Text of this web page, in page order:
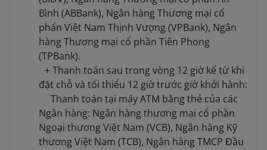
Bình (ABBank), Ngân hàng Thương mại cổ
phẩn Việt Nam Thịnh Vượng (VPBank), Ngân
hàng Thương mại cổ phần Tiên Phong
(TPBank).
+ Thanh toán sau trong vòng 12 giờ kể từ khi
đặt chỗ và tối thiểu 12 giờ trước giờ khởi hành:
Thanh toán tại máy ATM bằng thẻ của các
Ngân hàng: Ngân hàng thương mại cổ phần
Ngoại thương Việt Nam (VCB), Ngân hàng Kỹ
thương Việt Nam (TCB), Ngân hàng TMCP Đầu